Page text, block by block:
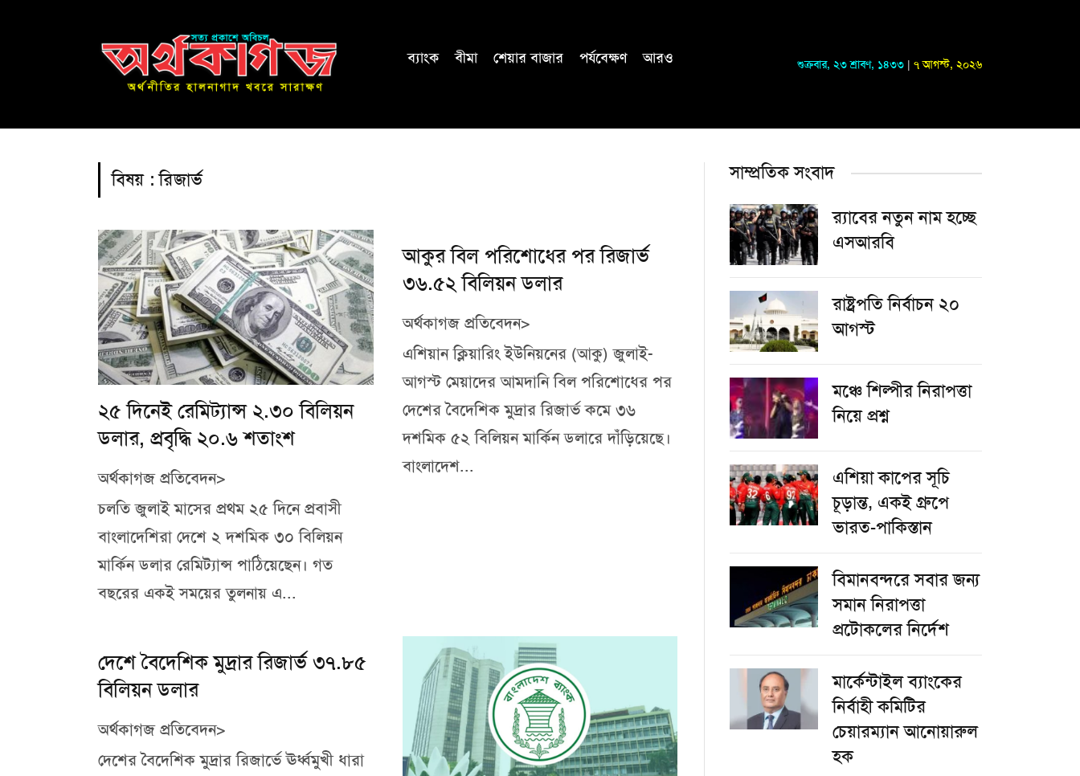
ব্যাংক বীমা শেয়ার বাজার পর্যবেক্ষণ আরও শুক্রবার, ২৩ শ্রাবণ, ১৪৩৩ | ৭ আগস্ট, ২০২৬
বিষয় :রিজার্ভ
২৫ দিনেই রেমিট্যান্স ২.৩০ বিলিয়ন
ডলার, প্রবৃদ্ধি ২০.৬ শতাংশ
অর্থকাগজ প্রতিবেদন>
চলতি জুলাই মাসের প্রথম ২৫ দিনে প্রবাসী
বাংলাদেশিরা দেশে ২ দশমিক ৩০ বিলিয়ন
মার্কিন ডলার রেমিট্যান্স পাঠিয়েছেন। গত
বছরের একই সময়ের তুলনায় এ...
আকুর বিল পরিশোধের পর রিজার্ভ
৩৬.৫২ বিলিয়ন ডলার
অর্থকাগজ প্রতিবেদন>
এশিয়ান ক্লিয়ারিং ইউনিয়নের (আকু) জুলাই-
আগস্ট মেয়াদের আমদানি বিল পরিশোধের পর
দেশের বৈদেশিক মুদ্রার রিজার্ভ কমে ৩৬
দশমিক ৫২ বিলিয়ন মার্কিন ডলারে দাঁড়িয়েছে।
বাংলাদেশ...
দেশে বৈদেশিক মুদ্রার রিজার্ভ ৩৭.৮৫
বিলিয়ন ডলার
অর্থকাগজ প্রতিবেদন>
দেশের বৈদেশিক মুদ্রার রিজার্ভে ঊর্ধ্বমুখী ধারা
সাম্প্রতিক সংবাদ
র‌্যাবের নতুন নাম হচ্ছে
এসআরবি
রাষ্ট্রপতি নির্বাচন ২০
আগস্ট
​মঞ্চে শিল্পীর নিরাপত্তা
নিয়ে প্রশ্ন
এশিয়া কাপের সূচি
চূড়ান্ত, একই গ্রুপে
ভারত-পাকিস্তান
বিমানবন্দরে সবার জন্য
সমান নিরাপত্তা
প্রটোকলের নির্দেশ
মার্কেন্টাইল ব্যাংকের
নির্বাহী কমিটির
চেয়ারম্যান আনোয়ারুল
হক